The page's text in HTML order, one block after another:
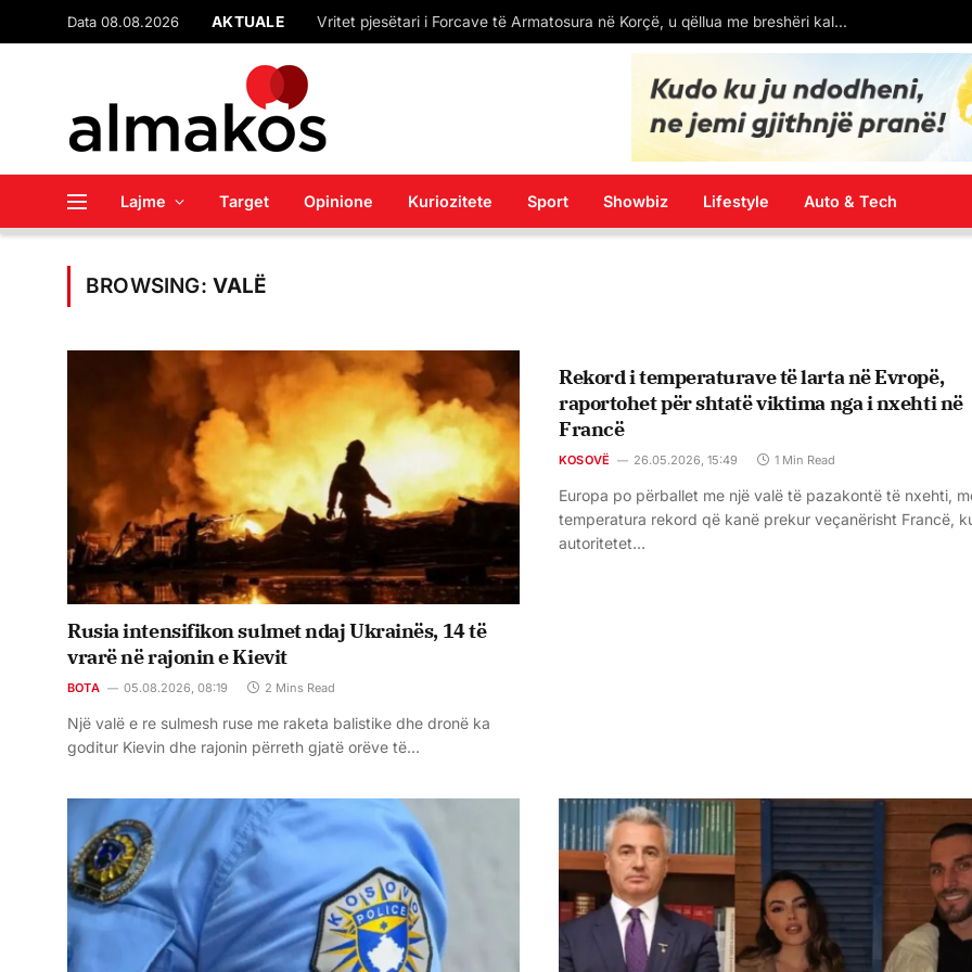
Data 08.08.2026 AKTUALE (VIDEO) Shqipja vendoset në tabelën në Tabanoc, por me gabime drejtëshkrimore
Lajme Target Opinione Kuriozitete Sport Showbiz Lifestyle Auto & Tech
BROWSING: VALË
Rusia intensifikon sulmet ndaj Ukrainës, 14 të
vrarë në rajonin e Kievit
BOTA 05.08.2026, 08:19 2 Mins Read
Një valë e re sulmesh ruse me raketa balistike dhe dronë ka
goditur Kievin dhe rajonin përreth gjatë orëve të…
Rekord i temperaturave të larta në Evropë,
raportohet për shtatë viktima nga i nxehti në
Francë
KOSOVË 26.05.2026, 15:49 1 Min Read
Europa po përballet me një valë të pazakontë të nxehti,
temperatura rekord që kanë prekur veçanërisht Francë,
autoritetet…